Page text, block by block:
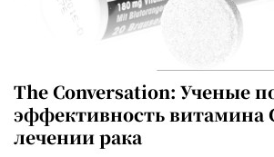
The Conversation: Ученые
эффективность витамина
лечении рака